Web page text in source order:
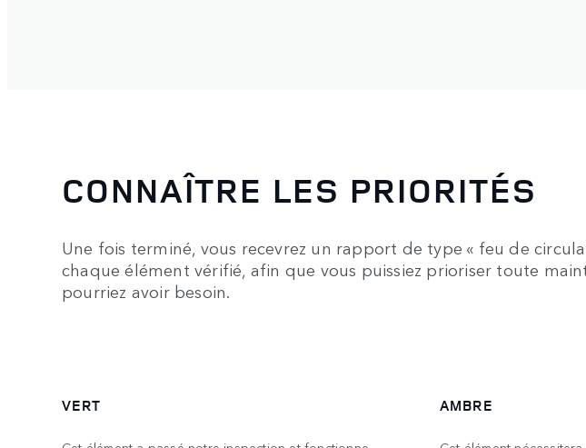
CONNAÎTRE LES PRIORITÉS
Une fois terminé, vous recevrez un rapport de type « feu de
chaque élément vérifié, afin que vous puissiez prioriser toute
pourriez avoir besoin.
VERT AMBRE